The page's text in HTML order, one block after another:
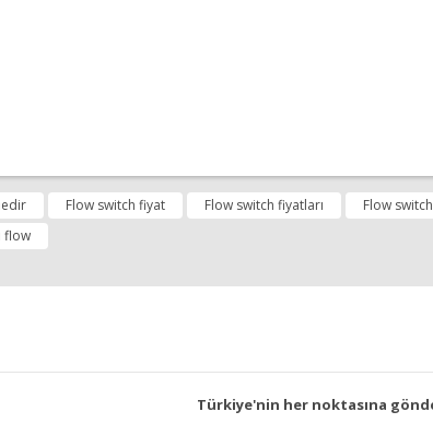
Bu ürüne ilk yorumu siz
ve diğer konularda yetersiz gördüğünüz noktaları
Flow switch fiyat Flow switch fiyatları Flow
flow
Türkiye'nin her noktasına